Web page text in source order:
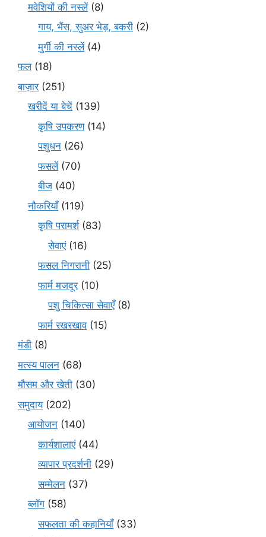
मवेशियों की नस्लें(8)
गाय, भैंस, सुअर भेड़, बकरी (2)
मुर्गी की नस्लें(4)
फल(18)
बाज़ार(251)
खरीदें या बेचें (139)
कृषि उपकरण(14)
पशुधन (26)
फसलें(70)
बीज (40)
नौकरियाँ(119)
कृषि परामर्श(83)
सेवाएं(16)
फसल निगरानी (25)
फार्म मजदूर(10)
पशु चिकित्सा सेवाएँ(8)
फार्म रखरखाव(15)
मंडी (8)
मत्स्य पालन (68)
मौसम और खेती (30)
समुदाय(202)
आयोजन (140)
कार्यशालाएं(44)
व्यापार प्रदर्शनी (29)
सम्मेलन (37)
ब्लॉग (58)
सफलता की कहानियाँ(33)